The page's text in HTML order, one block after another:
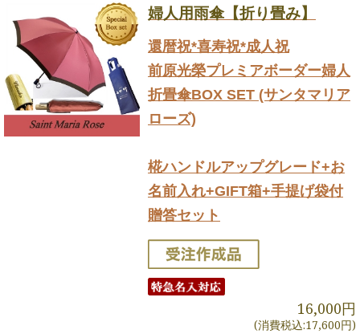
婦人用雨傘【折り畳み】
還暦祝*喜寿祝*成人祝
前原光榮プレミアボーダー婦人
折畳傘BOX SET (サンタマリア
ローズ)
椛ハンドルアップグレード+お
名前入れ+GIFT箱+手提げ袋付
贈答セット
16,000円
(消費税込:17,600円)